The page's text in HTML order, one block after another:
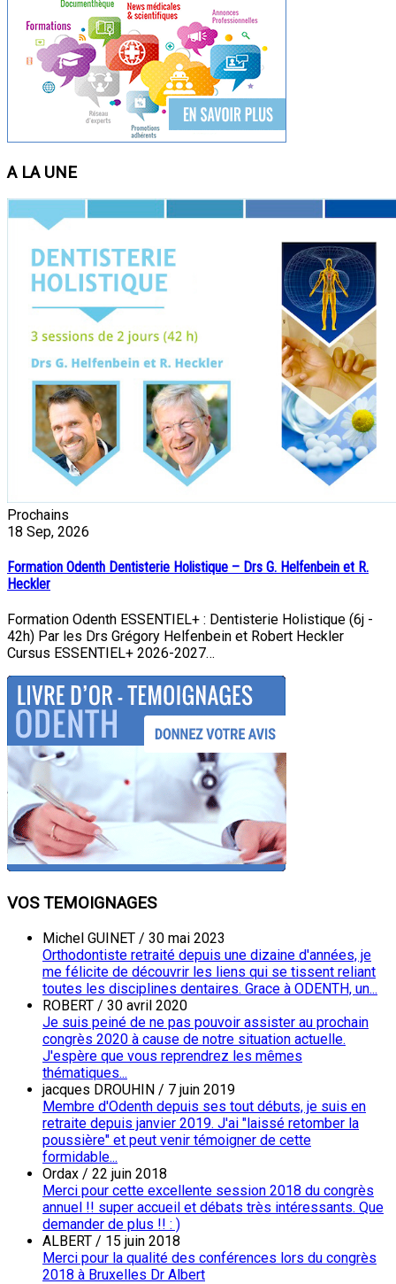
A LA UNE
Prochains
18 Sep, 2026
Formation Odenth Dentisterie Holistique – Drs G. Helfenbein et R.
Heckler
Formation Odenth ESSENTIEL+ : Dentisterie Holistique (6j -
42h) Par les Drs Grégory Helfenbein et Robert Heckler
Cursus ESSENTIEL+ 2026-2027…
VOS TEMOIGNAGES
Michel GUINET / 30 mai 2023
Orthodontiste retraité depuis une dizaine d'années, je
me félicite de découvrir les liens qui se tissent reliant
toutes les disciplines dentaires. Grace à ODENTH, un...
ROBERT / 30 avril 2020
Je suis peiné de ne pas pouvoir assister au prochain
congrès 2020 à cause de notre situation actuelle.
J'espère que vous reprendrez les mêmes
thématiques...
jacques DROUHIN / 7 juin 2019
Membre d'Odenth depuis ses tout débuts, je suis en
retraite depuis janvier 2019. J'ai "laissé retomber la
poussière" et peut venir témoigner de cette
formidable...
Ordax / 22 juin 2018
Merci pour cette excellente session 2018 du congrès
annuel !! super accueil et débats très intéressants. Que
demander de plus !! : )
ALBERT / 15 juin 2018
Merci pour la qualité des conférences lors du congrès
2018 à Bruxelles Dr Albert